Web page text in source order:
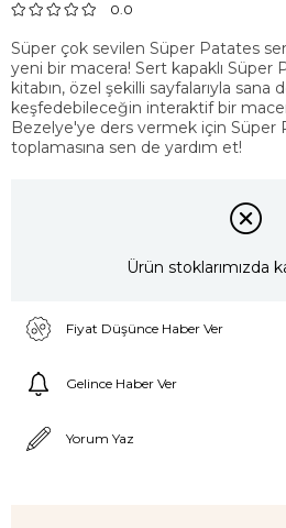
0.0
Süper çok sevilen Süper Patates
yeni bir macera! Sert kapaklı Süper
kitabın, özel şekilli sayfalarıyla sana
keşfedebileceğin interaktif bir
Bezelye'ye ders vermek için Süper
toplamasına sen de yardım et!
Ürün stoklarımızda
Fiyat Düşünce Haber Ver
Gelince Haber Ver
Yorum Yaz